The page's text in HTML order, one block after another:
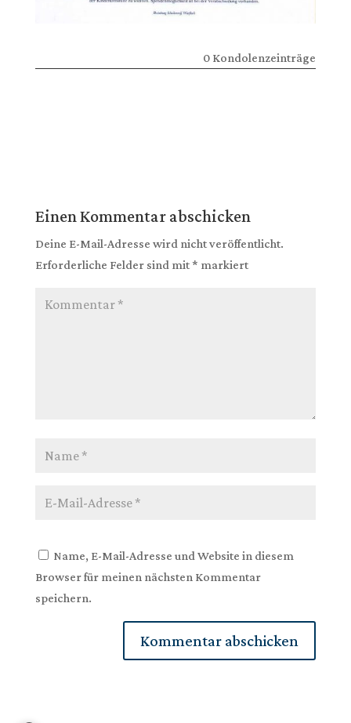
0 Kondolenzeinträge
Einen Kommentar abschicken
Deine E-Mail-Adresse wird nicht veröffentlicht.
Erforderliche Felder sind mit * markiert
Name, E-Mail-Adresse und Website in diesem
Browser für meinen nächsten Kommentar
speichern.
Kommentar abschicken